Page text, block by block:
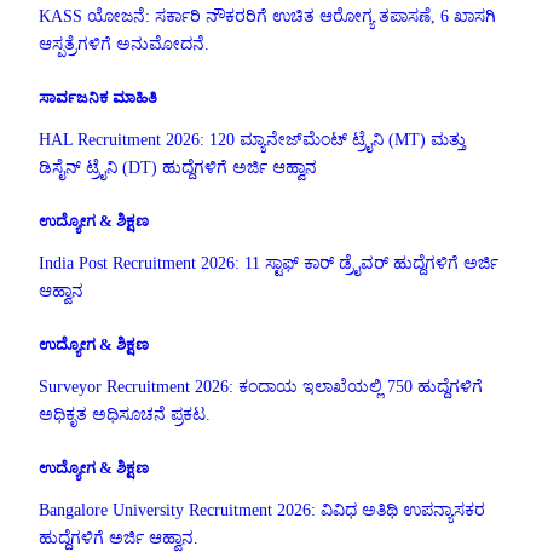
KASS ಯೋಜನೆ: ಸರ್ಕಾರಿ ನೌಕರರಿಗೆ ಉಚಿತ ಆರೋಗ್ಯ ತಪಾಸಣೆ, 6 ಖಾಸಗಿ
ಆಸ್ಪತ್ರೆಗಳಿಗೆ ಅನುಮೋದನೆ.
ಸಾರ್ವಜನಿಕ ಮಾಹಿತಿ
HAL Recruitment 2026: 120 ಮ್ಯಾನೇಜ್‌ಮೆಂಟ್ ಟ್ರೈನಿ (MT) ಮತ್ತು
ಡಿಸೈನ್ ಟ್ರೈನಿ (DT) ಹುದ್ದೆಗಳಿಗೆ ಅರ್ಜಿ ಆಹ್ವಾನ
ಉದ್ಯೋಗ & ಶಿಕ್ಷಣ
India Post Recruitment 2026: 11 ಸ್ಟಾಫ್ ಕಾರ್ ಡ್ರೈವರ್ ಹುದ್ದೆಗಳಿಗೆ ಅರ್ಜಿ
ಆಹ್ವಾನ
ಉದ್ಯೋಗ & ಶಿಕ್ಷಣ
Surveyor Recruitment 2026: ಕಂದಾಯ ಇಲಾಖೆಯಲ್ಲಿ 750 ಹುದ್ದೆಗಳಿಗೆ
ಅಧಿಕೃತ ಅಧಿಸೂಚನೆ ಪ್ರಕಟ.
ಉದ್ಯೋಗ & ಶಿಕ್ಷಣ
Bangalore University Recruitment 2026: ವಿವಿಧ ಅತಿಥಿ ಉಪನ್ಯಾಸಕರ
ಹುದ್ದೆಗಳಿಗೆ ಅರ್ಜಿ ಆಹ್ವಾನ.